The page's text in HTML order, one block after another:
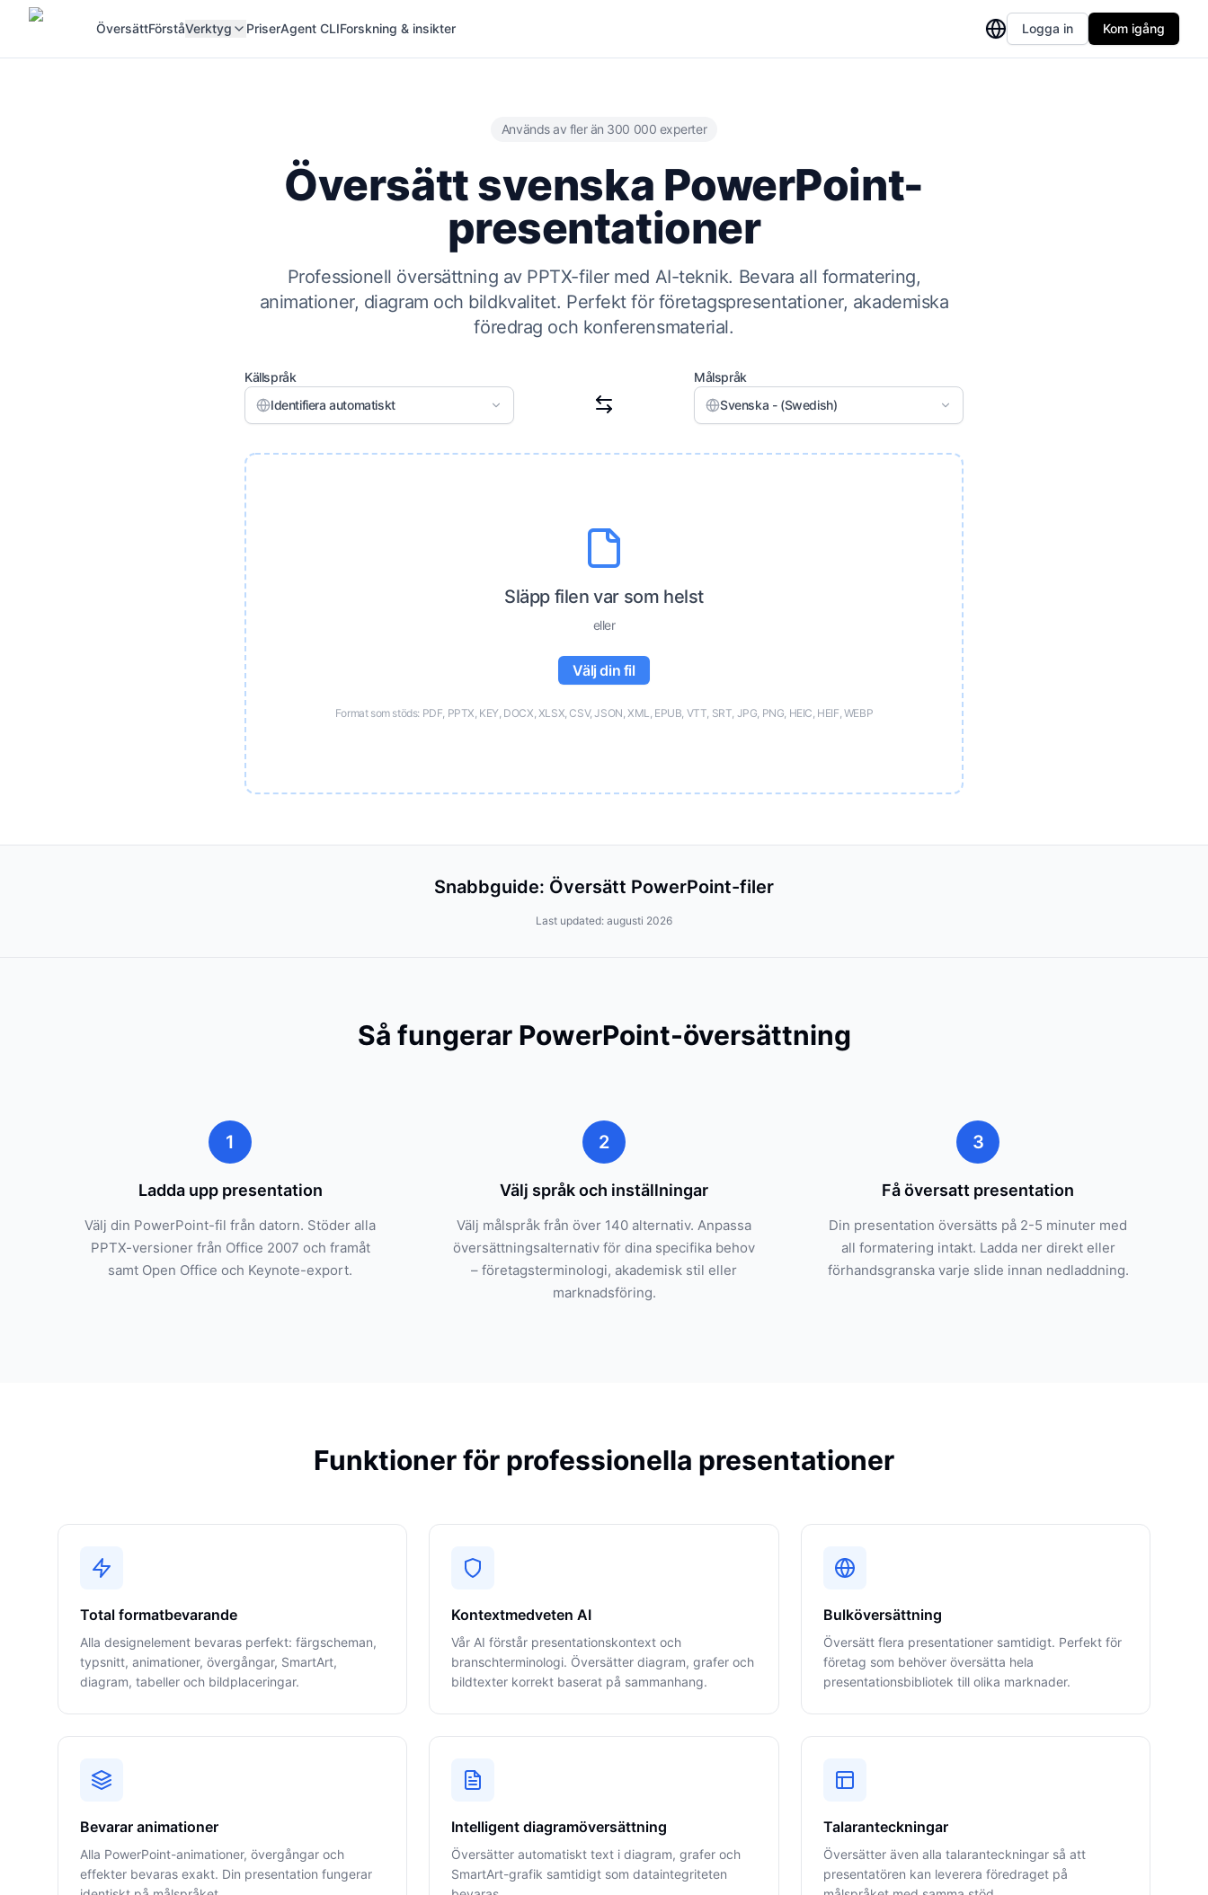
ÖversättFörståVerktyg PriserAgent CLIForskning & insikter Logga in Kom igång
Används av fler än 300 000 experter
Översätt svenska PowerPoint-
presentationer
Professionell översättning av PPTX-filer med AI-teknik. Bevara all formatering,
animationer, diagram och bildkvalitet. Perfekt för företagspresentationer, akademiska
föredrag och konferensmaterial.
Källspråk
Identifiera automatiskt
Målspråk
Svenska - (Swedish)
Släpp filen var som helst
eller
Välj din fil
Format som stöds: PDF, PPTX, KEY, DOCX, XLSX, CSV, JSON, XML, EPUB, VTT, SRT, JPG, PNG, HEIC, HEIF, WEBP
Snabbguide: Översätt PowerPoint-filer
Last updated: augusti 2026
Så fungerar PowerPoint-översättning
1
Ladda upp presentation
Välj din PowerPoint-fil från datorn. Stöder alla
PPTX-versioner från Office 2007 och framåt
samt Open Office och Keynote-export.
2
Välj språk och inställningar
Välj målspråk från över 140 alternativ. Anpassa
översättningsalternativ för dina specifika behov
– företagsterminologi, akademisk stil eller
marknadsföring.
3
Få översatt presentation
Din presentation översätts på 2-5 minuter med
all formatering intakt. Ladda ner direkt eller
förhandsgranska varje slide innan nedladdning.
Funktioner för professionella presentationer
Total formatbevarande
Alla designelement bevaras perfekt: färgscheman,
typsnitt, animationer, övergångar, SmartArt,
diagram, tabeller och bildplaceringar.
Kontextmedveten AI
Vår AI förstår presentationskontext och
branschterminologi. Översätter diagram, grafer och
bildtexter korrekt baserat på sammanhang.
Bulköversättning
Översätt flera presentationer samtidigt. Perfekt för
företag som behöver översätta hela
presentationsbibliotek till olika marknader.
Bevarar animationer
Alla PowerPoint-animationer, övergångar och
effekter bevaras exakt. Din presentation fungerar
Intelligent diagramöversättning
Översätter automatiskt text i diagram, grafer och
SmartArt-grafik samtidigt som dataintegriteten
Talaranteckningar
Översätter även alla talaranteckningar så att
presentatören kan leverera föredraget på